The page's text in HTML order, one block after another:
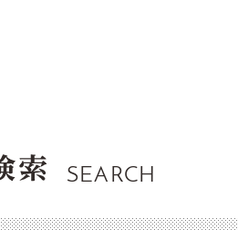
SEARCH